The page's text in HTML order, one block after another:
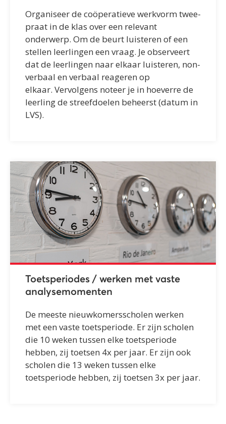
Organiseer de coöperatieve werkvorm twee-
praat in de klas over een relevant
onderwerp. Om de beurt luisteren of een
stellen leerlingen een vraag. Je observeert
dat de leerlingen naar elkaar luisteren, non-
verbaal en verbaal reageren op
elkaar. Vervolgens noteer je in hoeverre de
leerling de streefdoelen beheerst (datum in
LVS).
Toetsperiodes / werken met vaste
analysemomenten
De meeste nieuwkomersscholen werken
met een vaste toetsperiode. Er zijn scholen
die 10 weken tussen elke toetsperiode
hebben, zij toetsen 4x per jaar. Er zijn ook
scholen die 13 weken tussen elke
toetsperiode hebben, zij toetsen 3x per jaar.